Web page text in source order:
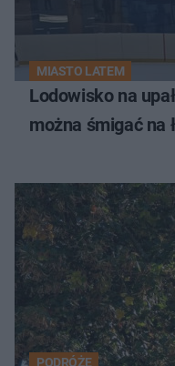
MIASTO LATEM
Lodowisko na
można śmigać na
PODRÓŻE